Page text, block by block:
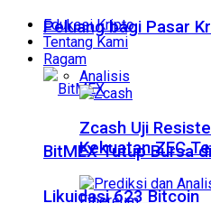
Peluang bagi Pasar
BitMEX Tutup Bursa
Likuidasi 623 Bitcoin
Edukasi Kripto
Tentang Kami
Ragam
Analisis
Zcash Uji
Kekuatan ZEC